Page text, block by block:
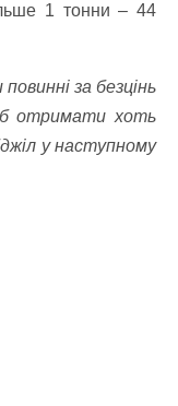
1 тонни – 44
за безцінь
отримати хоть
у наступному